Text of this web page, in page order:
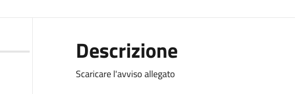
Descrizione
Scaricare l'avviso allegato